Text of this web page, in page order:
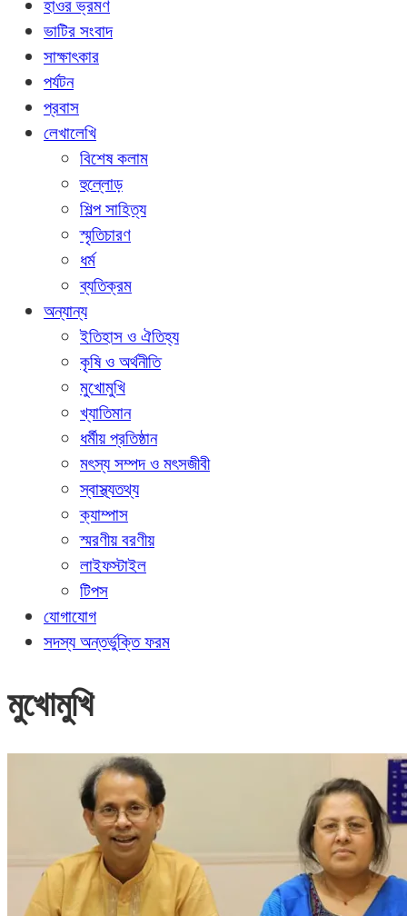
হাওর ভ্রমণ
ভাটির সংবাদ
সাক্ষাৎকার
পর্যটন
প্রবাস
লেখালেখি
বিশেষ কলাম
হুল্লোড়
শিল্প সাহিত্য
স্মৃতিচারণ
ধর্ম
ব্যতিক্রম
অন্যান্য
ইতিহাস ও ঐতিহ্য
কৃষি ও অর্থনীতি
মুখোমুখি
খ্যাতিমান
ধর্মীয় প্রতিষ্ঠান
মৎস্য সম্পদ ও মৎসজীবী
স্বাস্থ্যতথ্য
ক্যাম্পাস
স্মরণীয় বরণীয়
লাইফস্টাইল
টিপস
যোগাযোগ
সদস্য অন্তর্ভুক্তি ফরম
মুখোমুখি